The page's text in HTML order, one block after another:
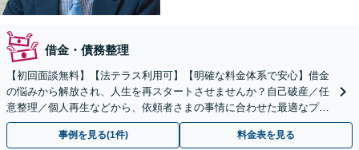
借金・債務整理
【初回面談無料】【法テラス利用可】【明確な料金体系で安心】借金
の悩みから解放され、人生を再スタートさせませんか？自己破産／任
意整理／個人再生などから、依頼者さまの事情に合わせた最適なプラ
ンをご提案します。法人破産にも対応！【藤枝駅5分】
事例を見る(1件) 料金表を見る